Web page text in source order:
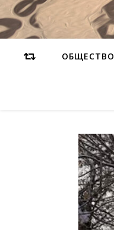
ОБЩЕСТВО